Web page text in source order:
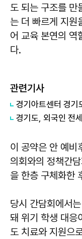
도 되는 구조를 만
는 더 빠르게 지원
어 교육 본연의 역
다.
관련기사
이 공약은 안 예비
의회와의 정책간
을 한층 구체화한
당시 간담회에서
돼 위기 학생 대응
도 치료와 지원으